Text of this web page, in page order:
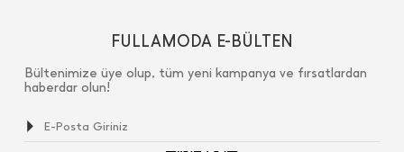
FULLAMODA E-BÜLTEN
Bültenimize üye olup, tüm yeni kampanya ve fırsatlardan
haberdar olun!